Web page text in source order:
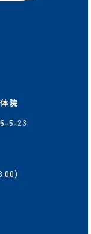
院
5-23